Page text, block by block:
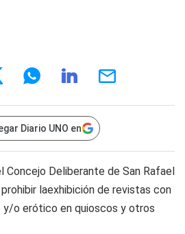
Diario UNO en
Concejo Deliberante de San Rafael
laexhibición de revistas con
o erótico en quioscos y otros